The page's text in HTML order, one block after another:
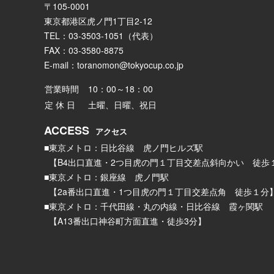
〒105-0001
東京都港区虎ノ門1丁目2-12
TEL：03-3503-1051（代表）
FAX：03-3580-8875
E-mail： toranomon@tokyocup.co.jp
営業時間
10：00～18：00
定 休 日
土曜、日曜、祝日
ACCESS アクセス
■東京メトロ：日比谷線 虎ノ門ヒルズ駅
【B4出口直進・2つ目虎の門１丁目交差点斜向かい 徒歩
■東京メトロ：銀座線 虎ノ門駅
【2a番出口直進・1つ目虎の門１丁目交差点角 徒歩１分】
■東京メトロ：千代田線・丸の内線・日比谷線 霞ヶ関駅
【A13番出口神谷町方面直進・徒歩3分】